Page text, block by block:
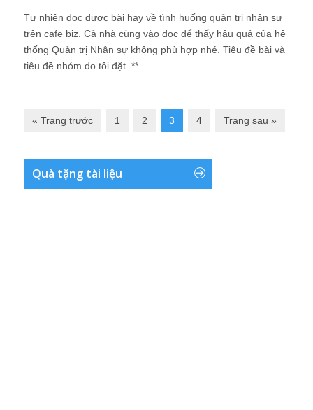
Tự nhiên đọc được bài hay về tình huống quản trị nhân sự
trên cafe biz. Cả nhà cùng vào đọc để thấy hậu quả của hệ
thống Quản trị Nhân sự không phù hợp nhé. Tiêu đề bài và
tiêu đề nhóm do tôi đặt. **...
« Trang trước 1 2 3 4 Trang sau »
Quà tặng tài liệu